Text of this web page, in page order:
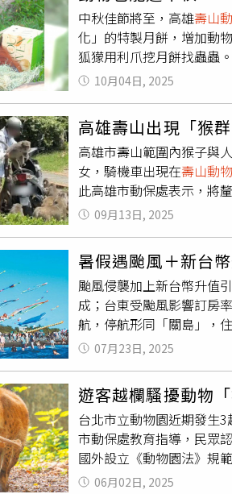
「二哥」面前，這位獅群
開了我們，但她留下的溫
呆萌的舉動，彷彿延續著
Shou Shan Zoo壽山動物園
中秋佳節將至，高雄壽山
化」的特製月餅，增加動
狐獴用利爪挖月餅找蟲蟲
慶慶祝，更是行為豐富化
愛動物共度團圓時光。
柚子果肉，還不時對著鏡
咬，從果皮吃到果肉，吃
抓取柚子果肉往嘴裡塞，
及柳橙等食材製成「果凍
蔔的冠豪豬也被收服，象
蟲。（圖／高市觀光局）
吃；孟加拉虎「二妞」
山動物園為孟加拉虎準備
搭捷運至鹽埕埔站轉乘56
為動物盡一份心力，更多
10月04日, 2025
高雄壽山出現「猴
高雄市壽山範圍內猴子與
女，騎機車出現在壽山動
此高雄市動保處表示，將
猴群「大遷徙」，仔細一
言直呼「誇張」，嘆「
搶」，也有人狠酸「未來
生動物保育自治條例」，
違者將處5000元至1萬元
額20％核發獎勵金，將循
09月13日, 2025
暑假遇颱風＋新台
颱風侵襲加上新台幣升值
成；台東受颱風影響訂房
航，停航形同「關島」，
旅遊市場，高市觀光局推
12歲以下兒
訂房，另新台幣升值效應
出，今年暑假住房率約7
房型，加上國內外知名歌
觀望、趨向晚鳥訂房。台
均約5至6成，較去年同期
07月23日, 2025
遊客越欄騷擾動物
台北市立動物園近期發生
市動保處教育指導，民眾
國外設立《動物園法》規
議是否訂定中央法令。台
06月02日, 2025